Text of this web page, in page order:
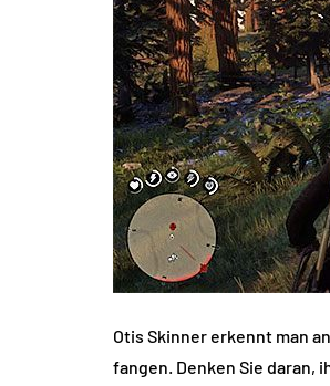
Otis Skinner erkennt man
fangen. Denken Sie daran,